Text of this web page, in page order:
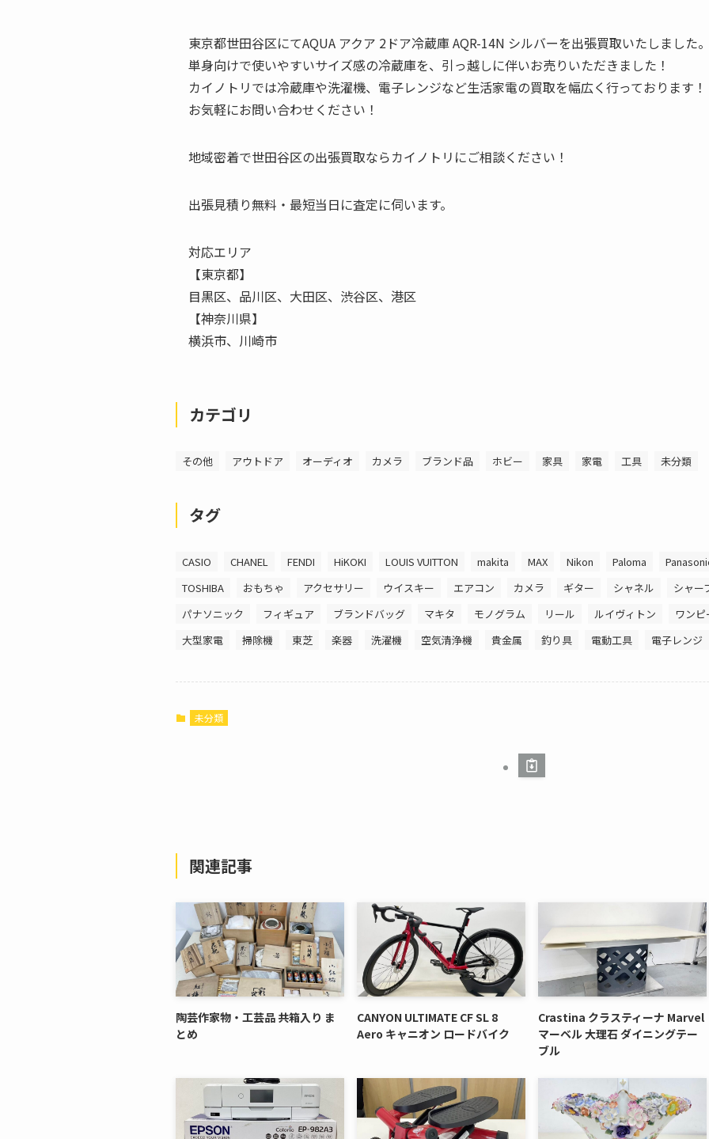
東京都世田谷区にてAQUA アクア 2ドア冷蔵庫 AQR-14N シルバーを出張買取いたしました
単身向けで使いやすいサイズ感の冷蔵庫を、引っ越しに伴いお売りいただきました！
カイノトリでは冷蔵庫や洗濯機、電子レンジなど生活家電の買取を幅広く行っております！
お気軽にお問い合わせください！
地域密着で世田谷区の出張買取ならカイノトリにご相談ください！
出張見積り無料・最短当日に査定に伺います。
対応エリア
【東京都】
目黒区、品川区、大田区、渋谷区、港区
【神奈川県】
横浜市、川崎市
カテゴリ
その他 アウトドア オーディオ カメラ ブランド品 ホビー 家具 家電 工具 未分類
タグ
CASIO CHANEL FENDI HiKOKI LOUIS VUITTON makita MAX Nikon Paloma
TOSHIBA
おもちゃ アクセサリー ウイスキー エアコン カメラ ギター シャネル
シャー
パナソニック
フィギュア ブランドバッグ マキタ モノグラム リール ルイヴィトン
ワンピ
大型家電
掃除機 東芝 楽器 洗濯機 空気清浄機 貴金属 釣り具 電動工具 電子レンジ
未分類
関連記事
陶芸作家物・工芸品 共箱入り ま
とめ
CANYON ULTIMATE CF SL 8
Aero キャニオン ロードバイク
Crastina クラスティーナ Marvel
マーベル 大理石 ダイニングテー
ブル